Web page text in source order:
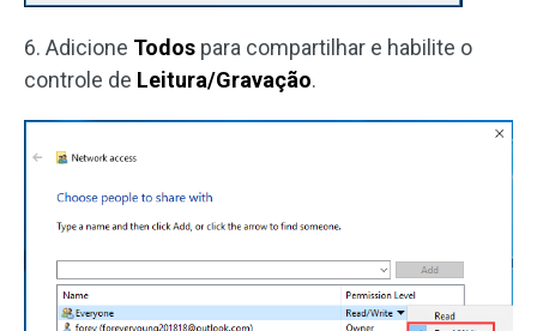
6. Adicione Todos para compartilhar e habilite o
controle de Leitura/Gravação.